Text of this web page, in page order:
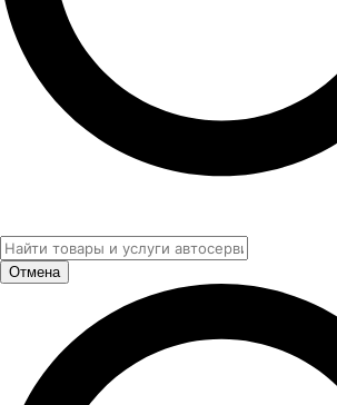
Отмена